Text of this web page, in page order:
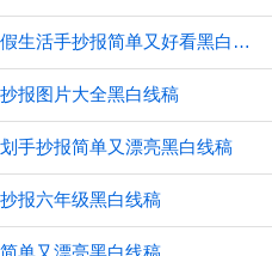
我的寒假生活手抄报绘画我的寒假生活手抄报简单又好看黑白线稿
报图片大全黑白线稿
手抄报简单又漂亮黑白线稿
报六年级黑白线稿
单又漂亮黑白线稿